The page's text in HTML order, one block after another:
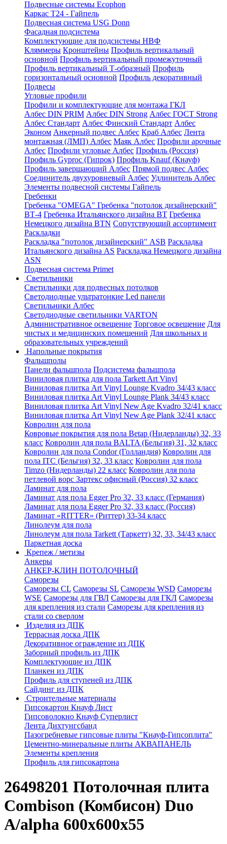
Подвесные системы Ecophon
Каркас Т24 - Гайпель
Подвесная система USG Donn
Фасадная подсистема
Комплектующие для подсистемы НВФ
Кляммеры Кронштейны Профиль вертикальный
основной Профиль вертикальный промежуточный
Профиль вертикальный Т-образный Профиль
горизонтальный основной Профиль декоративный
Подвесы
Угловые профили
Профили и комплектующие для монтажа ГКЛ
Албес DIN PRIM Албес DIN Strong Албес ГОСТ Strong
Албес Стандарт Албес Финский Стандарт Албес
Эконом Анкерный подвес Албес Краб Албес Лента
монтажная (ЛМП) Албес Маяк Албес Профили арочные
Албес Профили угловые Албес Профиль (Россия)
Профиль Gyproc (Гипрок) Профиль Knauf (Кнауф)
Профиль завершающий Албес Прямой подвес Албес
Соединитель двухуровневый Албес Удлинитель Албес
Элементы подвесной системы Гайпель
Гребенки
Гребенка "OMEGA" Гребенка "потолок дизайнерский"
ВТ-4 Гребенка Итальянского дизайна BT Гребенка
Немецкого дизайна ВТN Сопутствующий ассортимент
Раскладки
Раскладка "потолок дизайнерский" ASB Раскладка
Итальянского дизайна AS Раскладка Немецкого дизайна
АSN
Подвесная система Primet
Светильники
Светильники для подвесных потолков
Светодиодные ультратонкие Led панели
Светильники Албес
Светодиодные светильники VARTON
Административное освещение Торговое освещение Для
чистых и медицинских помещений Для школьных и
образовательных учреждений
Напольные покрытия
Фальшполы
Панели фальшпола Подсистема фальшпола
Виниловая плитка для пола Tarkett Art Vinyl
Виниловая плитка Art Vinyl Lounge Kvadro 34/43 класс
Виниловая плитка Art Vinyl Lounge Plank 34/43 класс
Виниловая плитка Art Vinyl New Age Kvadro 32/41 класс
Виниловая плитка Art Vinyl New Age Plank 32/41 класс
Ковролин для пола
Ковровые покрытия для пола Betap (Нидерланды) 32, 33
класс Ковролин для пола BALTA (Бельгия) 31, 32 класс
Ковролин для пола Condor (Голландия) Ковролин для
пола ITC (Бельгия) 32, 33 класс Ковролин для пола
Timzo (Нидерланды) 22 класс Ковролин для пола
петлевой ворс Зартекс офисный (Россия) 32 класс
Ламинат для пола
Ламинат для пола Egger Pro 32, 33 класс (Германия)
Ламинат для пола Egger Pro 32, 33 класс (Россия)
Ламинат «RITTER» (Риттер) 33-34 класс
Линолеум для пола
Линолеум для пола Tarkett (Таркетт) 32, 33, 34/43 класс
Паркетная доска
Крепеж / метизы
Анкеры
АНКЕР-КЛИН ПОТОЛОЧНЫЙ
Саморезы
Саморезы CL Саморезы SL Саморезы WSD Саморезы
WSE Саморезы для ГВЛ Саморезы для ГКЛ Саморезы
для крепления из стали Саморезы для крепления из
стали со сверлом
Изделия из ДПК
Террасная доска ДПК
Декоративное ограждение из ДПК
Заборный профиль из ДПК
Комплектующие из ДПК
Планкен из ДПК
Профиль для ступеней из ДПК
Сайдинг из ДПК
Строительные материалы
Гипсокартон Кнауф Лист
Гипсоволокно Кнауф Суперлист
Лента Дихтунгсбанд
Пазогребневые гипсовые плиты "Кнауф-Гипсоплита"
Цементно-минеральные плиты АКВАПАНЕЛЬ
Элементы крепления
Профиль для гипсокартона
26498201 Потолочная плита
Combison (Комбисон) Duo
А/alpha 600x600x55